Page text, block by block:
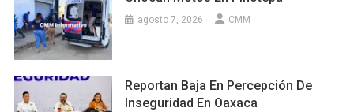
agosto 7, 2026 CMM
Reportan Baja En Percepción De
Inseguridad En Oaxaca